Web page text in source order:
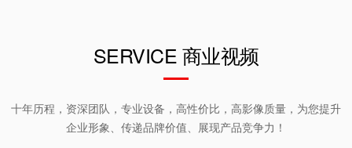
SERVICE 商业视频
十年历程，资深团队，专业设备，高性价比，高影像质量，为您提升
企业形象、传递品牌价值、展现产品竞争力！